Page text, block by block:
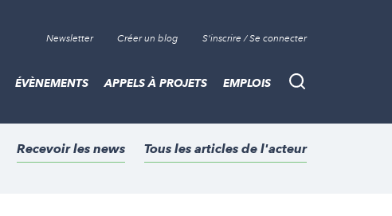
Newsletter Créer un blog S'inscrire / Se connecter
Recherche
ÉVÈNEMENTS APPELS À PROJETS EMPLOIS
Recevoir les news Tous les articles de l'acteur